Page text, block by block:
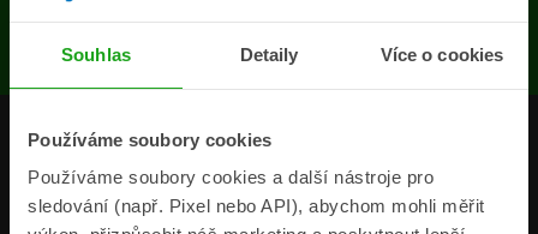
Souhlas Detaily Více o cookies
Používáme soubory cookies
Používáme soubory cookies a další nástroje pro
sledování (např. Pixel nebo API), abychom mohli měřit
Přejít na úvodní stránku
Produkty
Pojišťovny